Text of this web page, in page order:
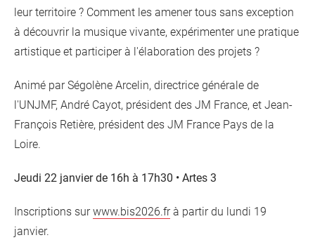
leur territoire ? Comment les amener tous sans exception
à découvrir la musique vivante, expérimenter une pratique
artistique et participer à l'élaboration des projets ?
Animé par Ségolène Arcelin, directrice générale de
l'UNJMF, André Cayot, président des JM France, et Jean-
François Retière, président des JM France Pays de la
Loire.
Jeudi 22 janvier de 16h à 17h30 • Artes 3
Inscriptions surwww.bis2026.frà partir du lundi 19
janvier.